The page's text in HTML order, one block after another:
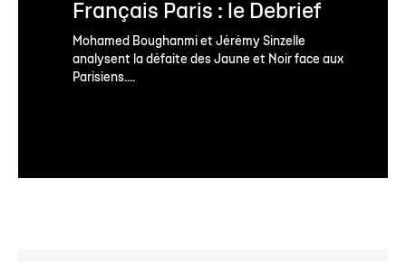
Français Paris : le Debrief
Mohamed Boughanmi et Jérémy Sinzelle
analysent la défaite des Jaune et Noir face aux
Parisiens....